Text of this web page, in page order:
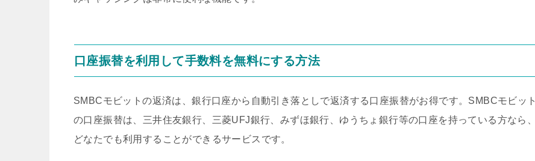
口座振替を利用して手数料を無料にする方法
SMBCモビットの返済は、銀行口座から自動引き落としで返済する口座振替がお得です。SMBCモビット
の口座振替は、三井住友銀行、三菱UFJ銀行、みずほ銀行、ゆうちょ銀行等の口座を持っている方なら、
どなたでも利用することができるサービスです。